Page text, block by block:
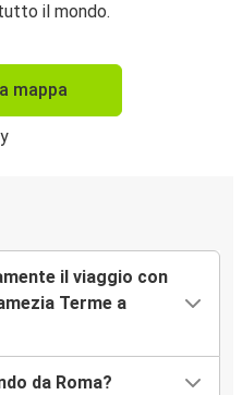
il mondo.
mappa
il viaggio con
Terme a
da Roma?